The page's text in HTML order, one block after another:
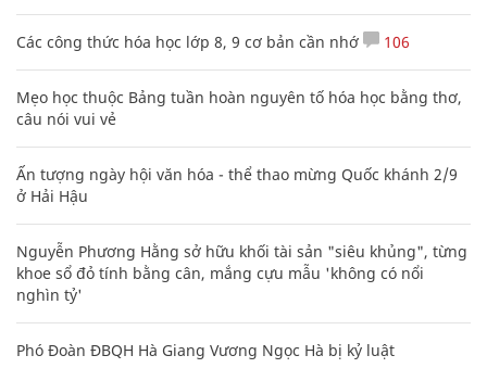
Các công thức hóa học lớp 8, 9 cơ bản cần nhớ 106
Mẹo học thuộc Bảng tuần hoàn nguyên tố hóa học bằng thơ,
câu nói vui vẻ
Ấn tượng ngày hội văn hóa - thể thao mừng Quốc khánh 2/9
ở Hải Hậu
Nguyễn Phương Hằng sở hữu khối tài sản "siêu khủng", từng
khoe sổ đỏ tính bằng cân, mắng cựu mẫu 'không có nổi
nghìn tỷ'
Phó Đoàn ĐBQH Hà Giang Vương Ngọc Hà bị kỷ luật